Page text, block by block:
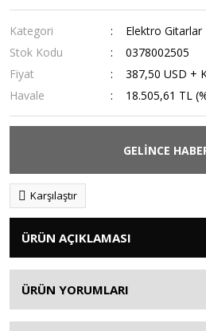
Kategori
Elektro Gitarlar
Stok Kodu
0378002505
Fiyat
387,50 USD +
Havale
18.505,61 TL
GELİNCE
Karşılaştır
ÜRÜN AÇIKLAMASI
ÜRÜN YORUMLARI